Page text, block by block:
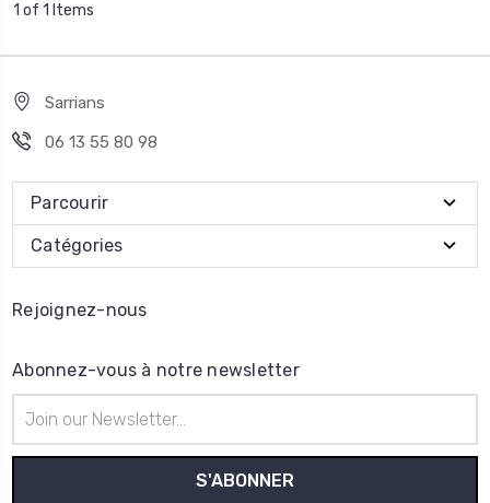
1 of 1 Items
Sarrians
06 13 55 80 98
Parcourir
Catégories
Rejoignez-nous
Abonnez-vous à notre newsletter
e-
mail